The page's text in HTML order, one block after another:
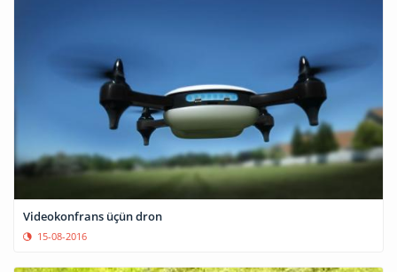
Videokonfrans üçün dron
15-08-2016